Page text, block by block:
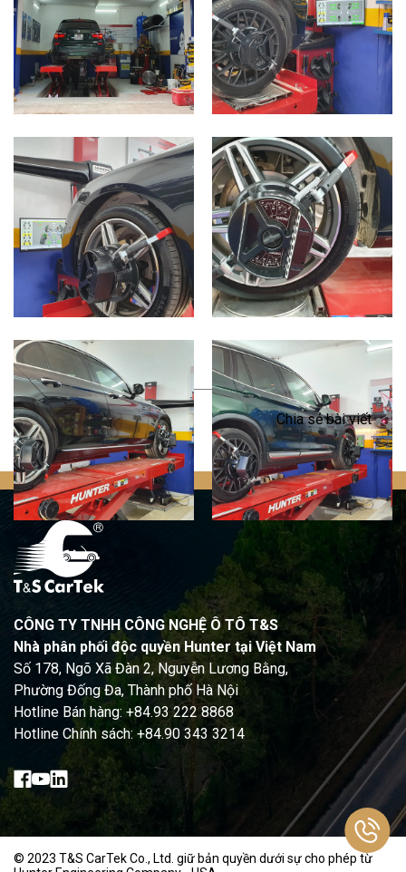
Quay trở lại Chia sẻ bài viết
CÔNG TY TNHH CÔNG NGHỆ Ô TÔ T&S
Nhà phân phối độc quyền Hunter tại Việt Nam
Số 178, Ngõ Xã Đàn 2, Nguyễn Lương Bằng,
Phường Đống Đa, Thành phố Hà Nội
Hotline Bán hàng: +84.93 222 8868
Hotline Chính sách: +84.90 343 3214
© 2023 T&S CarTek Co., Ltd. giữ bản quyền dưới sự cho phép từ